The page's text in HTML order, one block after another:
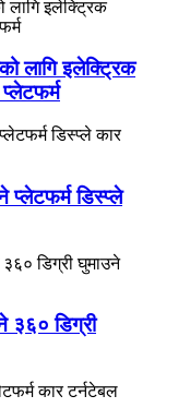
लागि इलेक्ट्रिक
प्लेटफर्म डिस्प्ले
३६० डिग्री